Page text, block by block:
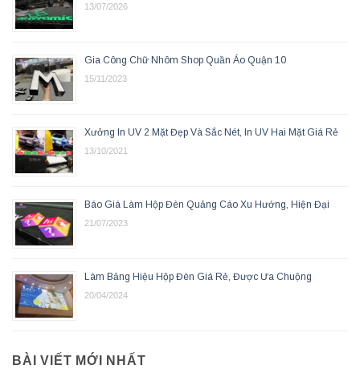
13/07/2026
Gia Công Chữ Nhôm Shop Quần Áo Quận 10
15/11/2023
Xưởng In UV 2 Mặt Đẹp Và Sắc Nét, In UV Hai Mặt Giá Rẻ
13/10/2021
Báo Giá Làm Hộp Đèn Quảng Cáo Xu Hướng, Hiện Đại
21/07/2023
Làm Bảng Hiệu Hộp Đèn Giá Rẻ, Được Ưa Chuộng
20/04/2024
BÀI VIẾT MỚI NHẤT